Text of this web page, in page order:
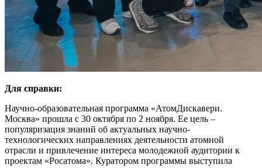
Для справки:
Научно-образовательная программа «АтомДискавери.
Москва» прошла с 30 октября по 2 ноября. Ее цель –
популяризация знаний об актуальных научно-
технологических направлениях деятельности атомной
отрасли и привлечение интереса молодежной аудитории к
проектам «Росатома». Куратором программы выступила